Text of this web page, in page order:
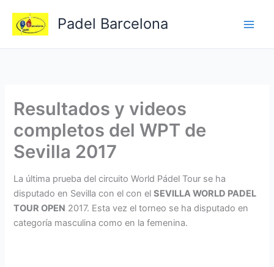
contenido
Padel Barcelona
Resultados y videos
completos del WPT de
Sevilla 2017
La última prueba del circuito World Pádel Tour se ha
disputado en Sevilla con el con elSEVILLA WORLD PADEL
TOUR OPEN 2017. Esta vez el torneo se ha disputado en
categoría masculina como en la femenina.